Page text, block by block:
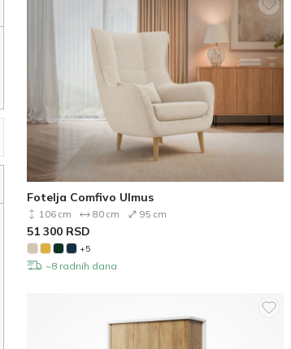
Fotelja Comfivo Ulmus
106 cm 80 cm 95 cm
51 300 RSD
+5
~8 radnih dana